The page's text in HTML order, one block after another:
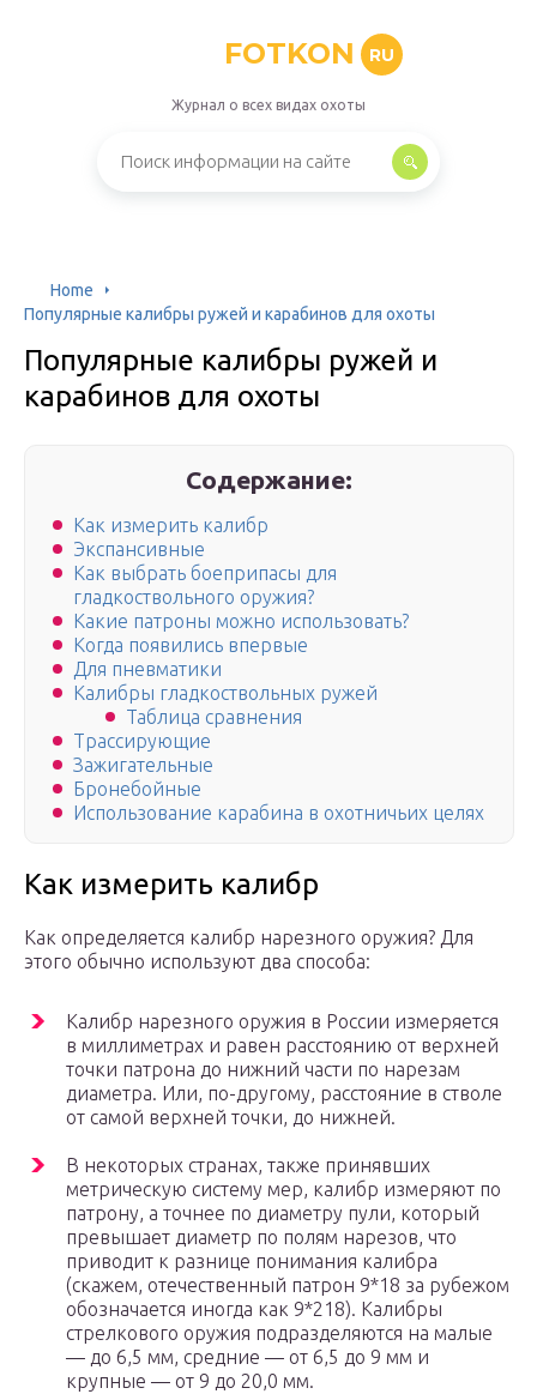
FOTKON RU
Журнал о всех видах охоты
Home
Популярные калибры ружей и карабинов для охоты
Популярные калибры ружей и
карабинов для охоты
Содержание:
Как измерить калибр
Экспансивные
Как выбрать боеприпасы для
гладкоствольного оружия?
Какие патроны можно использовать?
Когда появились впервые
Для пневматики
Калибры гладкоствольных ружей
Таблица сравнения
Трассирующие
Зажигательные
Бронебойные
Использование карабина в охотничьих целях
Как измерить калибр
Как определяется калибр нарезного оружия? Для
этого обычно используют два способа:
Калибр нарезного оружия в России измеряется
в миллиметрах и равен расстоянию от верхней
точки патрона до нижний части по нарезам
диаметра. Или, по-другому, расстояние в стволе
от самой верхней точки, до нижней.
В некоторых странах, также принявших
метрическую систему мер, калибр измеряют по
патрону, а точнее по диаметру пули, который
превышает диаметр по полям нарезов, что
приводит к разнице понимания калибра
(скажем, отечественный патрон 9*18 за рубежом
обозначается иногда как 9*218). Калибры
стрелкового оружия подразделяются на малые
— до 6,5 мм, средние — от 6,5 до 9 мм и
крупные — от 9 до 20,0 мм.